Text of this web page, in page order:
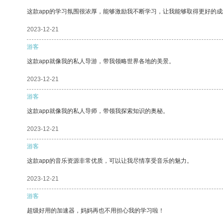
这款app的学习氛围很浓厚，能够激励我不断学习，让我能够取得更好的
2023-12-21
游客
这款app就像我的私人导游，带我领略世界各地的美景。
2023-12-21
游客
这款app就像我的私人导师，带领我探索知识的奥秘。
2023-12-21
游客
这款app的音乐资源非常优质，可以让我尽情享受音乐的魅力。
2023-12-21
游客
超级好用的加速器，妈妈再也不用担心我的学习啦！